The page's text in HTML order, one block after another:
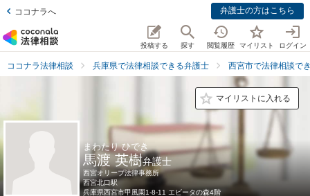
ココナラへ 弁護士の方はこちら
投稿する 探す 閲覧履歴 マイリスト ログイン
ココナラ法律相談 兵庫県で法律相談できる弁護士 西宮市で法律相談で
マイリストに入れる
まわたり ひでき
馬渡 英樹弁護士
西宮オリーブ法律事務所
西宮北口駅
兵庫県西宮市甲風園1-8-11 エビータの森4階